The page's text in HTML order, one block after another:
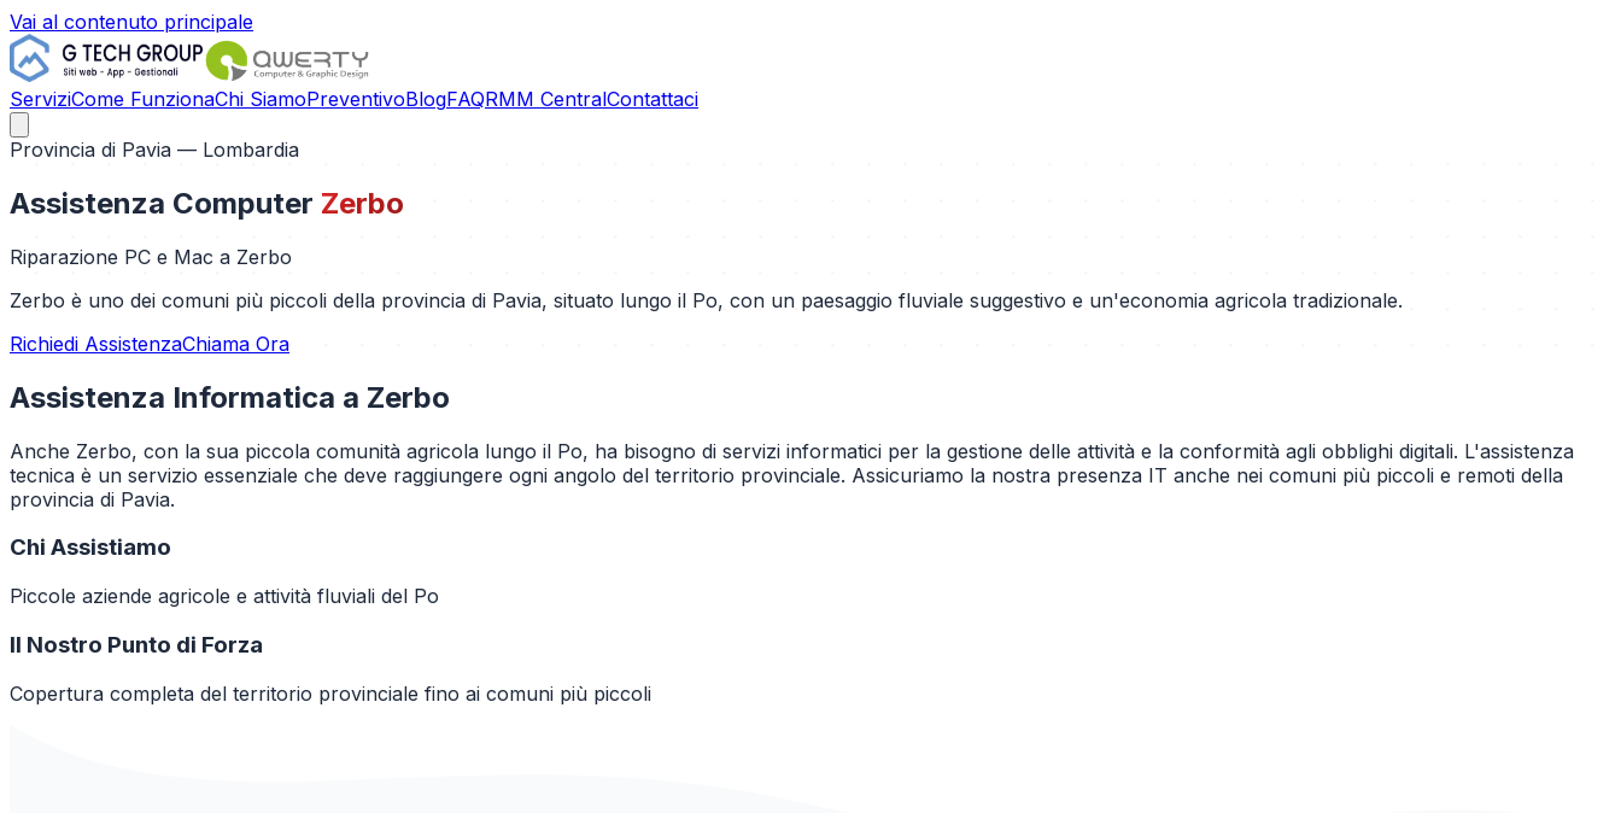
Vai al contenuto principale
ServiziCome FunzionaChi SiamoPreventivoBlogFAQRMM CentralContattaci
Provincia di Pavia — Lombardia
Assistenza Computer Zerbo
Riparazione PC e Mac a Zerbo
Zerbo è uno dei comuni più piccoli della provincia di Pavia, situato lungo il Po, con un paesaggio fluviale suggestivo e un'economia agricola tradizionale.
Richiedi AssistenzaChiama Ora
Assistenza Informatica a Zerbo
Anche Zerbo, con la sua piccola comunità agricola lungo il Po, ha bisogno di servizi informatici per la gestione delle attività e la conformità agli obblighi digitali. L'assistenza
tecnica è un servizio essenziale che deve raggiungere ogni angolo del territorio provinciale. Assicuriamo la nostra presenza IT anche nei comuni più piccoli e remoti della
provincia di Pavia.
Chi Assistiamo
Piccole aziende agricole e attività fluviali del Po
Il Nostro Punto di Forza
Copertura completa del territorio provinciale fino ai comuni più piccoli